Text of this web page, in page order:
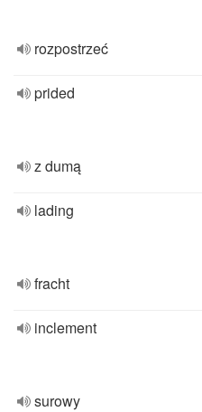
rozpostrzeć
prided
z dumą
lading
fracht
inclement
surowy